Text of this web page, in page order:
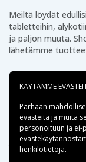
Meiltä löydät
tabletteihin,
ja paljon muuta.
lähetämme
Apua
KÄYTÄMME
Parhaan
evästeitä ja muita
personoituun ja ei-
henkilötietoja.